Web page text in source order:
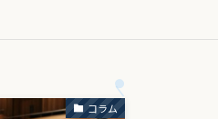
コラム